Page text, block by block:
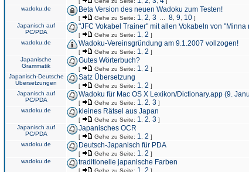
wadoku.de Beta Version des neuen Wadoku zum Testen!
[ Gehe zu Seite: 1 2 3 8 9 10 ]
Japanisch auf
PC/PDA
"JFC Vokabel Trainer" mit allen Vokabeln von
[ Gehe zu Seite: 1 2 ]
wadoku.de Wadoku-Vereinsgründung am 9.1.2007 vollzogen!
[ Gehe zu Seite: 1 2 ]
Japanische
Grammatik
Gutes Wörterbuch?
[ Gehe zu Seite: 1 2 ]
Japanisch-Deutsche
Übersetzungen
Satz Übersetzung
[ Gehe zu Seite: 1 2 ]
Japanisch auf
PC/PDA
Wadoku für Mac OS X Lexikon/Dictionary.app (9.
[ Gehe zu Seite: 1 2 3 ]
wadoku.de kleines Rätsel aus Japan
[ Gehe zu Seite: 1 2 3 ]
Japanisch auf
PC/PDA
Japanisches OCR
[ Gehe zu Seite: 1 2 ]
wadoku.de Deutsch-Japanisch für PDA
[ Gehe zu Seite: 1 2 ]
wadoku.de traditionelle japanische Farben
[ Gehe zu Seite: 1 2 ]